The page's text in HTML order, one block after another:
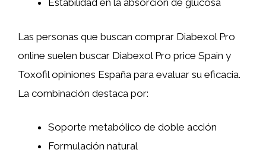
Estabilidad en la absorción de glucosa
Las personas que buscan comprar Diabexol Pro
online suelen buscar Diabexol Pro price Spain y
Toxofil opiniones España para evaluar su eficacia.
La combinación destaca por:
Soporte metabólico de doble acción
Formulación natural